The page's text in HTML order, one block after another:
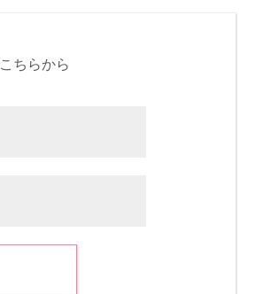
こちらから